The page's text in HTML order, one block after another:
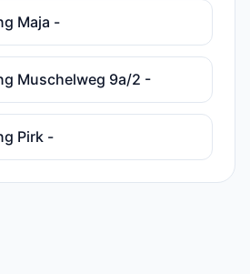
Maja -
Muschelweg 9a/2 -
Pirk -